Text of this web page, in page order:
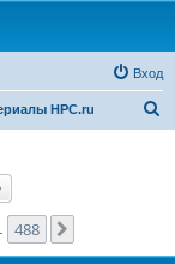
Вход
HPC.ru
488